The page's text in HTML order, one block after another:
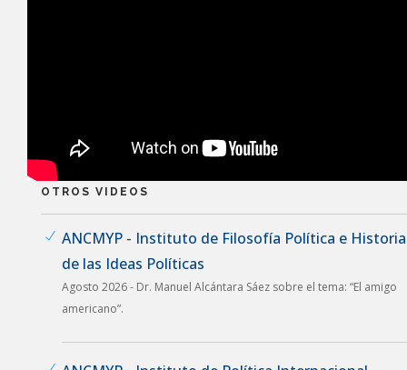
OTROS VIDEOS
ANCMYP - Instituto de Filosofía Política e Historia
de las Ideas Políticas
Agosto 2026 - Dr. Manuel Alcántara Sáez sobre el tema: “El amigo
americano”.